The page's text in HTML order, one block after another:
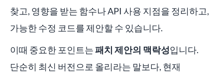
찾고, 영향을 받는 함수나 API 사용 지점을 정리하고,
가능한 수정 코드를 제안할 수 있습니다.
이때 중요한 포인트는패치 제안의 맥락성입니다.
단순히 최신 버전으로 올리라는 말보다, 현재